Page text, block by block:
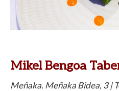
Mikel Bengoa
Meñaka. Meñaka Bidea, 3 |